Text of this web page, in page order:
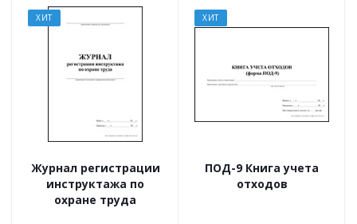
ХИТ
Журнал регистрации
инструктажа по
охране труда
ХИТ
ПОД-9 Книга учета
отходов